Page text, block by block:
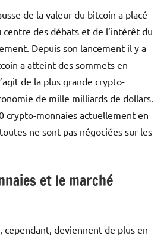
de la valeur du bitcoin a placé
centre des débats et de l’intérêt du
Depuis son lancement il y a
a atteint des sommets en
de la plus grande crypto-
de mille milliards de dollars.
crypto-monnaies actuellement en
ne sont pas négociées sur les
et le marché
cependant, deviennent de plus en